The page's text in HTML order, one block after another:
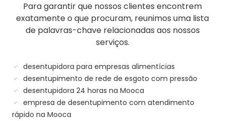
Para garantir que nossos clientes encontrem
exatamente o que procuram, reunimos uma lista
de palavras-chave relacionadas aos nossos
serviços.
desentupidora para empresas alimentícias
desentupimento de rede de esgoto com pressão
desentupidora 24 horas na Mooca
empresa de desentupimento com atendimento
rápido na Mooca